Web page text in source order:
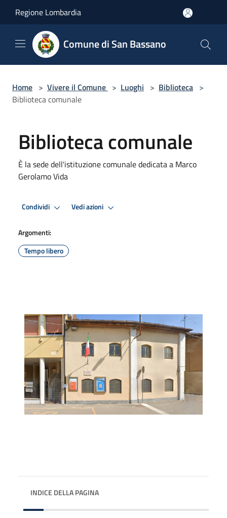
Regione Lombardia
Comune di San Bassano
Home > Vivere il Comune > Luoghi > Biblioteca >
Biblioteca comunale
Biblioteca comunale
È la sede dell'istituzione comunale dedicata a Marco
Gerolamo Vida
Condividi Vedi azioni
Argomenti:
Tempo libero
INDICE DELLA PAGINA